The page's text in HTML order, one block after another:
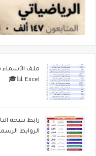
Excel 📊🎓
الروابط